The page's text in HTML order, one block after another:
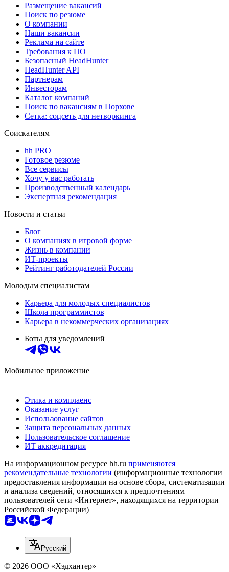
Размещение вакансий
Поиск по резюме
О компании
Наши вакансии
Реклама на сайте
Требования к ПО
Безопасный HeadHunter
HeadHunter API
Партнерам
Инвесторам
Каталог компаний
Поиск по вакансиям в Порхове
Сетка: соцсеть для нетворкинга
Соискателям
hh PRO
Готовое резюме
Все сервисы
Хочу у вас работать
Производственный календарь
Экспертная рекомендация
Новости и статьи
Блог
О компаниях в игровой форме
Жизнь в компании
ИТ-проекты
Рейтинг работодателей России
Молодым специалистам
Карьера для молодых специалистов
Школа программистов
Карьера в некоммерческих организациях
Боты для уведомлений
Мобильное приложение
Этика и комплаенс
Оказание услуг
Использование сайтов
Защита персональных данных
Пользовательское соглашение
ИТ аккредитация
На информационном ресурсе hh.ru применяются
рекомендательные технологии (информационные технологии
предоставления информации на основе сбора, систематизации
и анализа сведений, относящихся к предпочтениям
пользователей сети «Интернет», находящихся на территории
Российской Федерации)
Русский
© 2026 ООО «Хэдхантер»